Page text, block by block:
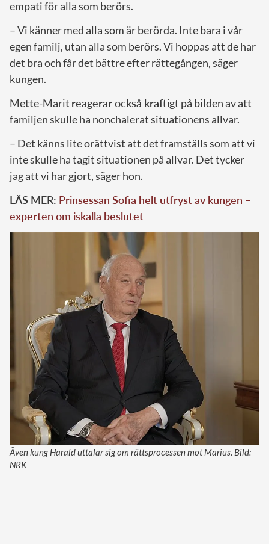
empati för alla som berörs.
– Vi känner med alla som är berörda. Inte bara i vår
egen familj, utan alla som berörs. Vi hoppas att de har
det bra och får det bättre efter rättegången, säger
kungen.
Mette-Marit reagerar också kraftigtpå bilden av att
familjen skulle ha nonchalerat situationens allvar.
– Det känns lite orättvist att det framställs som att vi
inte skulle ha tagit situationen på allvar. Det tycker
jag att vi har gjort, säger hon.
LÄS MER: Prinsessan Sofia helt utfryst av kungen –
experten om iskalla beslutet
Även kung Harald uttalar sig om rättsprocessen mot Marius. Bild:
NRK